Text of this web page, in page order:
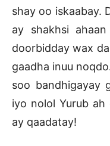
shay oo iskaabay.
ay shakhsi
doorbidday wax
gaadha inuu
soo bandhigayay
iyo nolol Yurub ah
ay qaadatay!